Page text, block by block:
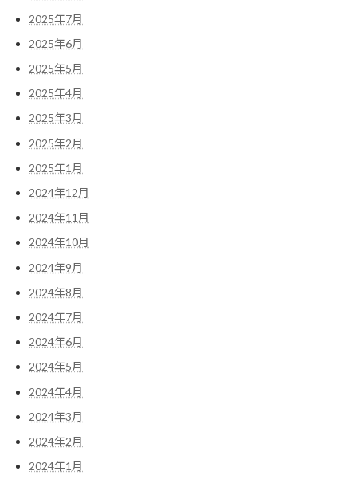
2025年7月
2025年6月
2025年5月
2025年4月
2025年3月
2025年2月
2025年1月
2024年12月
2024年11月
2024年10月
2024年9月
2024年8月
2024年7月
2024年6月
2024年5月
2024年4月
2024年3月
2024年2月
2024年1月